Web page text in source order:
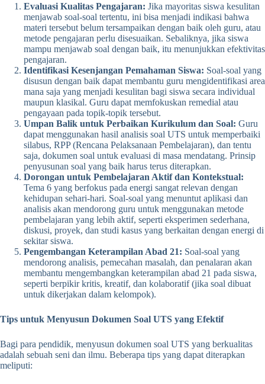
Evaluasi Kualitas Pengajaran: Jika mayoritas siswa kesulitan
menjawab soal-soal tertentu, ini bisa menjadi indikasi bahwa
materi tersebut belum tersampaikan dengan baik oleh guru, atau
metode pengajaran perlu disesuaikan. Sebaliknya, jika siswa
mampu menjawab soal dengan baik, itu menunjukkan efektivitas
pengajaran.
Identifikasi Kesenjangan Pemahaman Siswa: Soal-soal yang
disusun dengan baik dapat membantu guru mengidentifikasi area
mana saja yang menjadi kesulitan bagi siswa secara individual
maupun klasikal. Guru dapat memfokuskan remedial atau
pengayaan pada topik-topik tersebut.
Umpan Balik untuk Perbaikan Kurikulum dan Soal: Guru
dapat menggunakan hasil analisis soal UTS untuk memperbaiki
silabus, RPP (Rencana Pelaksanaan Pembelajaran), dan tentu
saja, dokumen soal untuk evaluasi di masa mendatang. Prinsip
penyusunan soal yang baik harus terus diterapkan.
Dorongan untuk Pembelajaran Aktif dan Kontekstual:
Tema 6 yang berfokus pada energi sangat relevan dengan
kehidupan sehari-hari. Soal-soal yang menuntut aplikasi dan
analisis akan mendorong guru untuk menggunakan metode
pembelajaran yang lebih aktif, seperti eksperimen sederhana,
diskusi, proyek, dan studi kasus yang berkaitan dengan energi di
sekitar siswa.
Pengembangan Keterampilan Abad 21: Soal-soal yang
mendorong analisis, pemecahan masalah, dan penalaran akan
membantu mengembangkan keterampilan abad 21 pada siswa,
seperti berpikir kritis, kreatif, dan kolaboratif (jika soal dibuat
untuk dikerjakan dalam kelompok).
Tips untuk Menyusun Dokumen Soal UTS yang Efektif
Bagi para pendidik, menyusun dokumen soal UTS yang berkualitas
adalah sebuah seni dan ilmu. Beberapa tips yang dapat diterapkan
meliputi: